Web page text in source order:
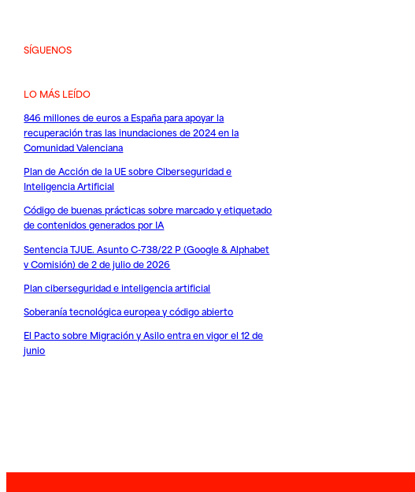
SÍGUENOS
LO MÁS LEÍDO
846 millones de euros a España para apoyar la
recuperación tras las inundaciones de 2024 en la
Comunidad Valenciana
Plan de Acción de la UE sobre Ciberseguridad e
Inteligencia Artificial
Código de buenas prácticas sobre marcado y etiquetado
de contenidos generados por IA
Sentencia TJUE. Asunto C-738/22 P (Google & Alphabet
v Comisión) de 2 de julio de 2026
Plan ciberseguridad e inteligencia artificial
Soberanía tecnológica europea y código abierto
El Pacto sobre Migración y Asilo entra en vigor el 12 de
junio